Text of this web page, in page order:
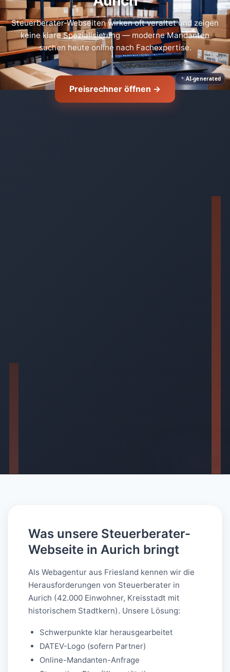
AI-generated
Steuerberater-Webseiten wirken oft veraltet und zeigen
keine klare Spezialisierung — moderne Mandanten
suchen heute online nach Fachexpertise.
Preisrechner öffnen →
Was unsere Steuerberater-
Webseite in Aurich bringt
Als Webagentur aus Friesland kennen wir die
Herausforderungen von Steuerberater in
Aurich (42.000 Einwohner, Kreisstadt mit
historischem Stadtkern). Unsere Lösung:
Schwerpunkte klar herausgearbeitet
DATEV-Logo (sofern Partner)
Online-Mandanten-Anfrage